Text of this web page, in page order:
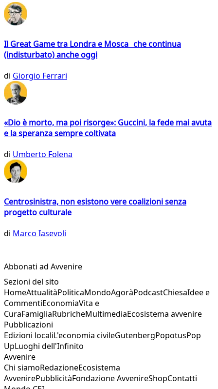
Il Great Game tra Londra e Mosca che continua
(indisturbato) anche oggi
di Giorgio Ferrari
«Dio è morto, ma poi risorge»: Guccini, la fede mai avuta
e la speranza sempre coltivata
di Umberto Folena
Centrosinistra, non esistono vere coalizioni senza
progetto culturale
di Marco Iasevoli
Abbonati ad Avvenire
Sezioni del sito
HomeAttualitàPoliticaMondoAgoràPodcastChiesaIdee e
CommentiEconomiaVita e
CuraFamigliaRubricheMultimediaEcosistema avvenire
Pubblicazioni
Edizioni localiL'economia civileGutenbergPopotusPop
UpLuoghi dell'Infinito
Avvenire
Chi siamoRedazioneEcosistema
AvvenirePubblicitàFondazione AvvenireShopContatti